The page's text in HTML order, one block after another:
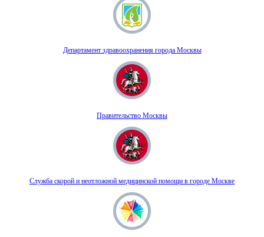
Департамент здравоохранения города Москвы
Правительство Москвы
Служба скорой и неотложной медицинской помощи в городе Москве